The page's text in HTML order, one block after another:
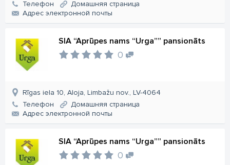
Телефон
Домашняя страница
Aдрес электронной почты
SIA “Aprūpes nams “Urga”” pansionāts
0
Rīgas iela 10, Aloja, Limbažu nov., LV-4064
Телефон
Домашняя страница
Aдрес электронной почты
SIA “Aprūpes nams “Urga”” pansionāts
0